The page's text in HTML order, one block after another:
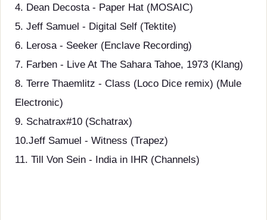
4. Dean Decosta - Paper Hat (MOSAIC)
5. Jeff Samuel - Digital Self (Tektite)
6. Lerosa - Seeker (Enclave Recording)
7. Farben - Live At The Sahara Tahoe, 1973 (Klang)
8. Terre Thaemlitz - Class (Loco Dice remix) (Mule
Electronic)
9. Schatrax#10 (Schatrax)
10.Jeff Samuel - Witness (Trapez)
11. Till Von Sein - India in IHR (Channels)